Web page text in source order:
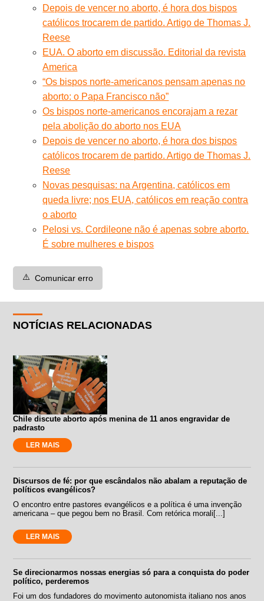
Depois de vencer no aborto, é hora dos bispos
católicos trocarem de partido. Artigo de Thomas J.
Reese
EUA. O aborto em discussão. Editorial da revista
America
“Os bispos norte-americanos pensam apenas no
aborto: o Papa Francisco não”
Os bispos norte-americanos encorajam a rezar
pela abolição do aborto nos EUA
Depois de vencer no aborto, é hora dos bispos
católicos trocarem de partido. Artigo de Thomas J.
Reese
Novas pesquisas: na Argentina, católicos em
queda livre; nos EUA, católicos em reação contra
o aborto
Pelosi vs. Cordileone não é apenas sobre aborto.
É sobre mulheres e bispos
⚠️ Comunicar erro
NOTÍCIAS RELACIONADAS
Chile discute aborto após menina de 11 anos engravidar de
padrasto
LER MAIS
Discursos de fé: por que escândalos não abalam a reputação de
políticos evangélicos?
O encontro entre pastores evangélicos e a política é uma invenção
americana – que pegou bem no Brasil. Com retórica morali[...]
LER MAIS
Se direcionarmos nossas energias só para a conquista do poder
político, perderemos
Foi um dos fundadores do movimento autonomista italiano nos anos